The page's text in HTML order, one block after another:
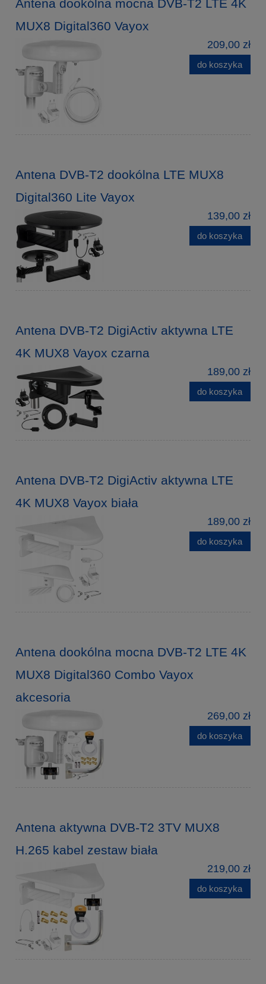
Antena dookólna mocna DVB-T2 LTE 4K
MUX8 Digital360 Vayox
209,00 zł
do koszyka
Antena DVB-T2 dookólna LTE MUX8
Digital360 Lite Vayox
139,00 zł
do koszyka
Antena DVB-T2 DigiActiv aktywna LTE
4K MUX8 Vayox czarna
189,00 zł
do koszyka
Antena DVB-T2 DigiActiv aktywna LTE
4K MUX8 Vayox biała
189,00 zł
do koszyka
Antena dookólna mocna DVB-T2 LTE 4K
MUX8 Digital360 Combo Vayox
akcesoria
269,00 zł
do koszyka
Antena aktywna DVB-T2 3TV MUX8
H.265 kabel zestaw biała
219,00 zł
do koszyka